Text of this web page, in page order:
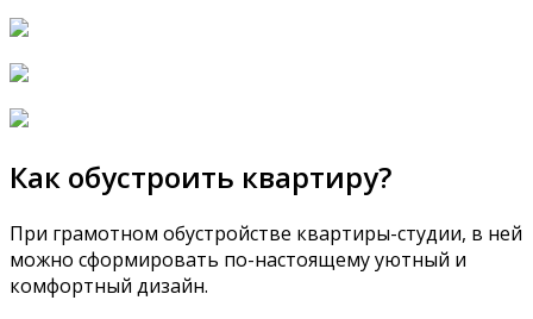
Как обустроить квартиру?
При грамотном обустройстве квартиры-студии, в ней
можно сформировать по-настоящему уютный и
комфортный дизайн.